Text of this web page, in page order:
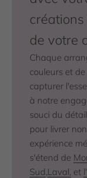
de votre
Chaque
couleurs et
capturer
à notre
souci du
pour livrer
expérience
s'étend de
Sud,Laval, et